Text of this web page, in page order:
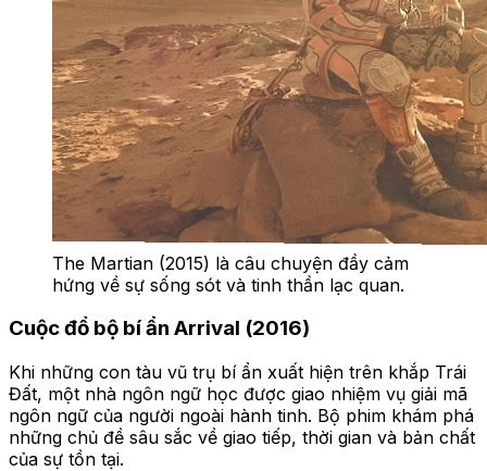
The Martian (2015) là câu chuyện đầy cảm
hứng về sự sống sót và tinh thần lạc quan.
Cuộc đổ bộ bí ẩn Arrival (2016)
Khi những con tàu vũ trụ bí ẩn xuất hiện trên khắp Trái
Đất, một nhà ngôn ngữ học được giao nhiệm vụ giải mã
ngôn ngữ của người ngoài hành tinh. Bộ phim khám phá
những chủ đề sâu sắc về giao tiếp, thời gian và bản chất
của sự tồn tại.